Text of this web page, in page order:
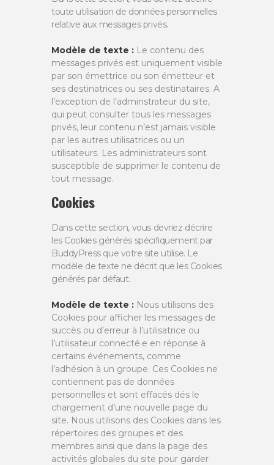
toute utilisation de données personnelles
relative aux messages privés.
Modèle de texte : Le contenu des
messages privés est uniquement visible
par son émettrice ou son émetteur et
ses destinatrices ou ses destinataires. A
l’exception de l’adminstrateur du site,
qui peut consulter tous les messages
privés, leur contenu n’est jamais visible
par les autres utilisatrices ou un
utilisateurs. Les administrateurs sont
susceptible de supprimer le contenu de
tout message.
Cookies
Dans cette section, vous devriez décrire
les Cookies générés spécifiquement par
BuddyPress que votre site utilise. Le
modèle de texte ne décrit que les Cookies
générés par défaut.
Modèle de texte : Nous utilisons des
Cookies pour afficher les messages de
succès ou d’erreur à l’utilisatrice ou
l’utilisateur connecté·e en réponse à
certains événements, comme
l’adhésion à un groupe. Ces Cookies ne
contiennent pas de données
personnelles et sont effacés dés le
chargement d’une nouvelle page du
site. Nous utilisons des Cookies dans les
répertoires des groupes et des
membres ainsi que dans la page des
activités globales du site pour garder